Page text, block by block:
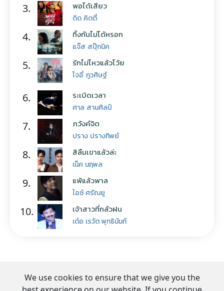
3. พอได้เสียว
ดิด คิตตี้
4. ทิ้งกันไม่ได้หรอก
แจ๊ส สปุ๊กนิค
5. รักไม่ไหวแล้วโว้ย
โจอี้ ภูวศิษฐ์
6. ระเบิดเวลา
ศาล สานศิลป์
7. ภวังค์จิต
ปราง ปรางทิพย์
8. สิลืมเขาแล้วล่ะ
เน็ค นฤพล
9. แพ้แล้วพาล
ไอซ์ ศรัณยู
10. เจ้าสาวที่กลัวฝน
เต๋อ เรวัต พุทธินันท์
We use cookies to ensure that we give you the